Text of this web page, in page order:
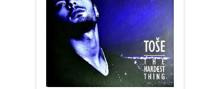
TRILERI
UMETNOST